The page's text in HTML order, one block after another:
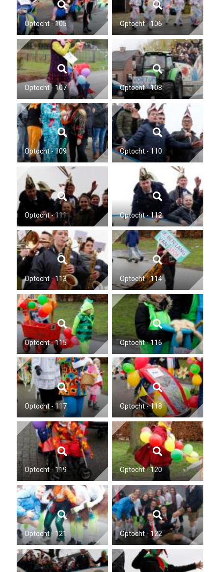
Optocht - 105 Optocht - 106
Optocht - 107 Optocht - 108
Optocht - 109 Optocht - 110
Optocht - 111 Optocht - 112
Optocht - 113 Optocht - 114
Optocht - 115 Optocht - 116
Optocht - 117 Optocht - 118
Optocht - 119 Optocht - 120
Optocht - 121 Optocht - 122